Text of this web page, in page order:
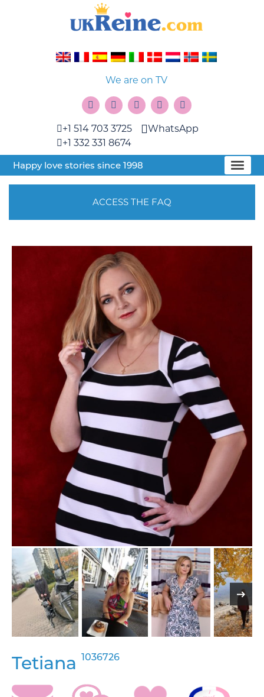
We are on TV
+1 514 703 3725
+1 332 331 8674
WhatsApp
Happy love stories since 1998
ACCESS THE FAQ
Tetiana 1036726